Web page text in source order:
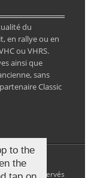
du
en rallye ou en
ou VHRS.
ainsi que
sans
Classic
droits réservés
to the
the